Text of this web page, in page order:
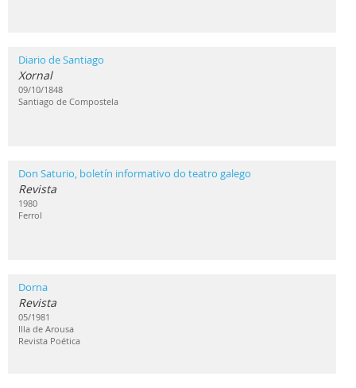
Diario de Santiago
Xornal
09/10/1848
Santiago de Compostela
Don Saturio, boletín informativo do teatro galego
Revista
1980
Ferrol
Dorna
Revista
05/1981
Illa de Arousa
Revista Poética